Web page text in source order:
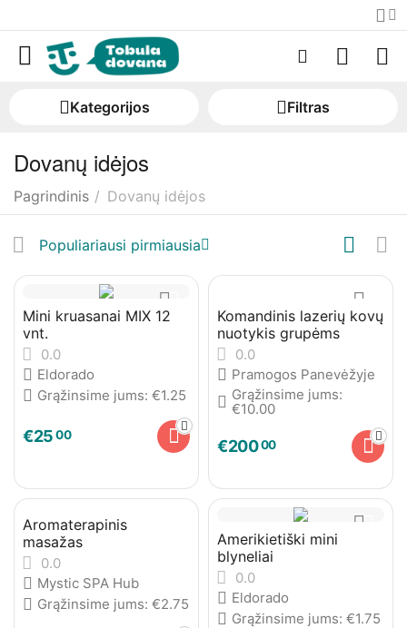
Kategorijos Filtras
Dovanų idėjos
Pagrindinis / Dovanų idėjos
Populiariausi pirmiausia
Mini kruasanai MIX 12
vnt.
0.0
Eldorado
Grąžinsime jums: €1.25
€2500
Komandinis lazerių kovų
nuotykis grupėms
0.0
Pramogos Panevėžyje
Grąžinsime jums:
€10.00
€20000
Aromaterapinis
masažas
0.0
Mystic SPA Hub
Grąžinsime jums: €2.75
Amerikietiški mini
blyneliai
0.0
Eldorado
Grąžinsime jums: €1.75